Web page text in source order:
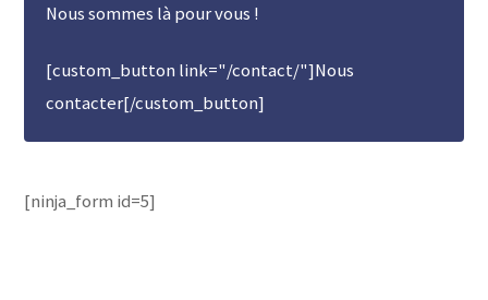
Nous sommes là pour vous !
[custom_button link="/contact/"]Nous
contacter[/custom_button]
[ninja_form id=5]